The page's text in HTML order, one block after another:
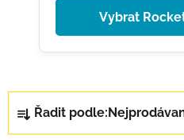
Vybrat
Řazení produktů
Řadit podle: